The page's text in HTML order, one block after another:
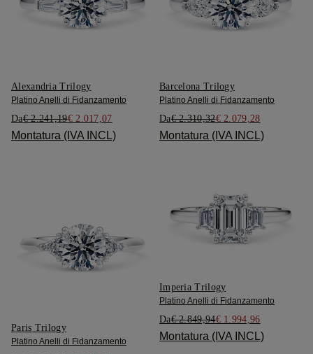
Alexandria Trilogy
Platino Anelli di Fidanzamento
Da€ 2.241,19€ 2.017,07
Montatura (IVA INCL)
Barcelona Trilogy
Platino Anelli di Fidanzamento
Da€ 2.310,32€ 2.079,28
Montatura (IVA INCL)
Paris Trilogy
Platino Anelli di Fidanzamento
Imperia Trilogy
Platino Anelli di Fidanzamento
Da€ 2.849,94€ 1.994,96
Montatura (IVA INCL)